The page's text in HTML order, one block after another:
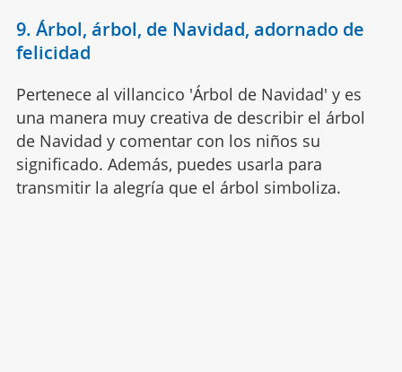
9. Árbol, árbol, de Navidad, adornado de
felicidad
Pertenece al villancico 'Árbol de Navidad' y es
una manera muy creativa de describir el árbol
de Navidad y comentar con los niños su
significado. Además, puedes usarla para
transmitir la alegría que el árbol simboliza.